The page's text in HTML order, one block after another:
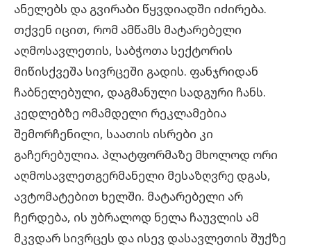
ანელებს და გვირაბი წყვდიადში იძირება.
თქვენ იცით, რომ ამწამს მატარებელი
აღმოსავლეთის, საბჭოთა სექტორის
მიწისქვეშა სივრცეში გადის. ფანჯრიდან
ჩაბნელებული, დაგმანული სადგური ჩანს.
კედლებზე ომამდელი რეკლამებია
შემორჩენილი, საათის ისრები კი
გაჩერებულია. პლატფორმაზე მხოლოდ ორი
აღმოსავლეთგერმანელი მესაზღვრე დგას,
ავტომატებით ხელში. მატარებელი არ
ჩერდება, ის უბრალოდ ნელა ჩაუვლის ამ
მკვდარ სივრცეს და ისევ დასავლეთის შუქზე